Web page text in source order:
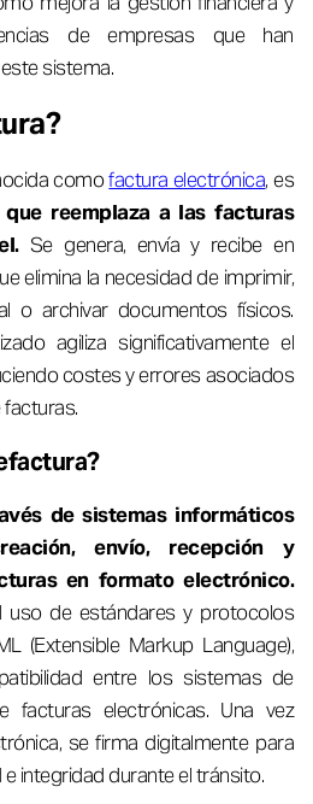
de empresas que han
sistema.
comofactura electrónica, es
reemplaza a las facturas
Se genera, envía y recibe en
elimina la necesidad de imprimir,
o archivar documentos físicos.
agiliza significativamente el
costes y errores asociados
de sistemas informáticos
envío, recepción y
en formato electrónico.
uso de estándares y protocolos
(Extensible Markup Language),
entre los sistemas de
facturas electrónicas. Una vez
se firma digitalmente para
integridad durante el tránsito.